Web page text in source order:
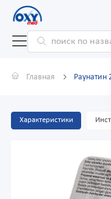
Главная
Характеристики